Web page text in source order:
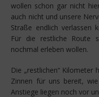
wollen schon gar nicht
auch nicht und unsere
Straße endlich verlassen
Für die restliche Route
nochmal erleben wollen.
Die „restlichen“
Zinnen für uns bereit,
Anstiege liegen noch vor